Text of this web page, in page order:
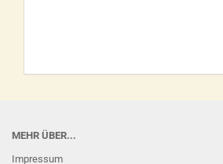
MEHR ÜBER...
Impressum